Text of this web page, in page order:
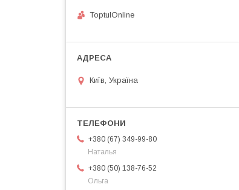
ToptulOnline
Київ, Україна
+380 (67) 349-99-80
Наталья
+380 (50) 138-76-52
Ольга